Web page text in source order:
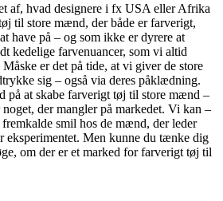
af, hvad designere i fx USA eller Afrika
til store mænd, der både er farverigt,
have på – og som ikke er dyrere at
kedelige farvenuancer, som vi altid
er det på tide, at vi giver de store
sig – også via deres påklædning.
på at skabe farverigt tøj til store mænd –
der mangler på markedet. Vi kan –
smil hos de mænd, der leder
eksperimentet. Men kunne du tænke dig
om der er et marked for farverigt tøj til